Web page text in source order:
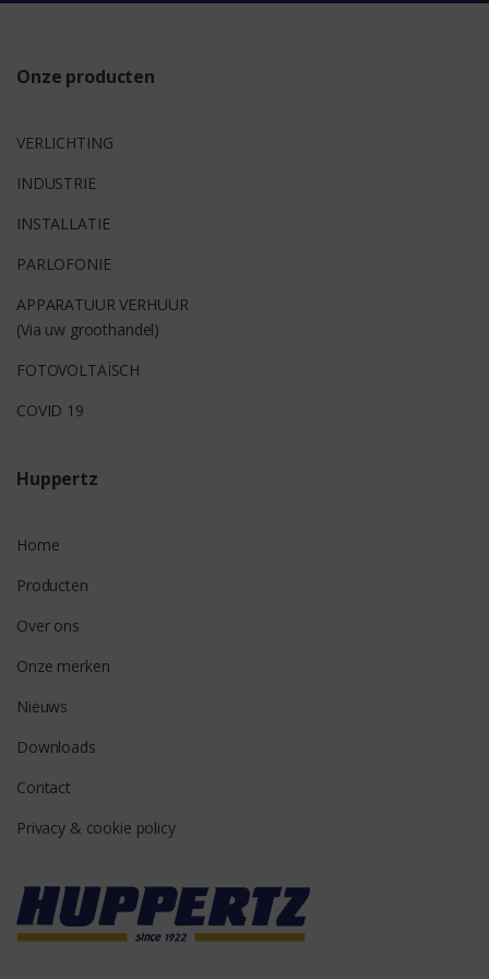
Onze producten
VERLICHTING
INDUSTRIE
INSTALLATIE
PARLOFONIE
APPARATUUR VERHUUR
(Via uw groothandel)
FOTOVOLTAÏSCH
COVID 19
Huppertz
Home
Producten
Over ons
Onze merken
Nieuws
Downloads
Contact
Privacy & cookie policy